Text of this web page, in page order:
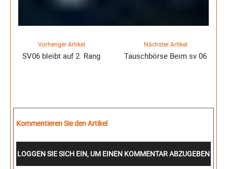
Vorheriger Artikel
SV06 bleibt auf 2. Rang
Nächster Artikel
Tauschbörse Beim sv 06
Kommentieren Sie den Artikel
LOGGEN SIE SICH EIN, UM EINEN KOMMENTAR ABZUGEBEN